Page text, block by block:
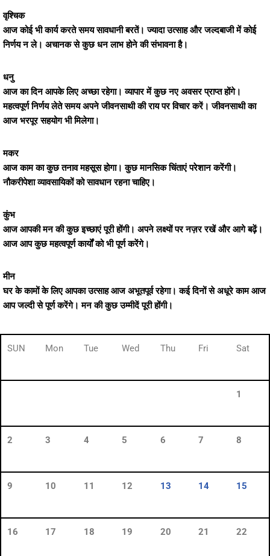
वृश्चिक
आज कोई भी कार्य करते समय सावधानी बरतें। ज्यादा उत्साह और जल्दबाजी में कोई
निर्णय न ले। अचानक से कुछ धन लाभ होने की संभावना है।
धनु
आज का दिन आपके लिए अच्छा रहेगा। व्यापार में कुछ नए अवसर प्राप्त होंगे।
महत्वपूर्ण निर्णय लेते समय अपने जीवनसाथी की राय पर विचार करें। जीवनसाथी का
आज भरपूर सहयोग भी मिलेगा।
मकर
आज काम का कुछ तनाव महसूस होगा। कुछ मानसिक चिंताएं परेशान करेंगी।
नौकरीपेशा व्यावसायिकों को सावधान रहना चाहिए।
कुंभ
आज आपकी मन की कुछ इच्छाएं पूरी होंगी। अपने लक्ष्यों पर नज़र रखें और आगे बढ़ें।
आज आप कुछ महत्वपूर्ण कार्यों को भी पूर्ण करेंगे।
मीन
घर के कामों के लिए आपका उत्साह आज अभूतपूर्व रहेगा। कई दिनों से अधूरे काम आज
आप जल्दी से पूर्ण करेंगे। मन की कुछ उम्मीदें पूरी होंगी।
SUN Mon Tue Wed Thu Fri Sat
1
2 3 4 5 6 7 8
9 10 11 12 13 14 15
16 17 18 19 20 21 22